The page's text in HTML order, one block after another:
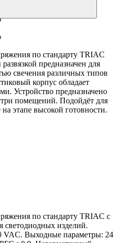
по стандарту TRIAC
предназначен для
свечения различных типов
корпус обладает
Устройство предназначено
помещений. Подойдёт для
этапе высокой готовности.
по стандарту TRIAC с
светодиодных изделий.
VAC. Выходные параметры: 24